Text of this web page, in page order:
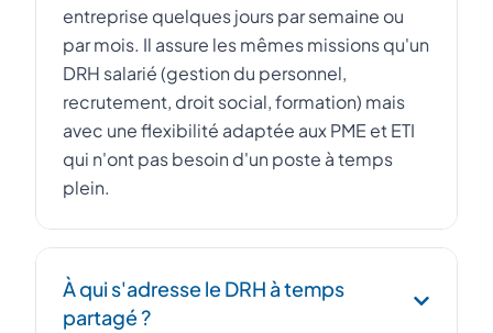
entreprise quelques jours par semaine ou
par mois. Il assure les mêmes missions qu'un
DRH salarié (gestion du personnel,
recrutement, droit social, formation) mais
avec une flexibilité adaptée aux PME et ETI
qui n'ont pas besoin d'un poste à temps
plein.
À qui s'adresse le DRH à temps
partagé ?